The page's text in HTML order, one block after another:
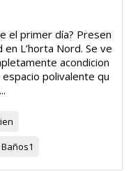
el primer día? Presen
L’horta Nord. Se ve
acondicion
polivalente qu
Baños1